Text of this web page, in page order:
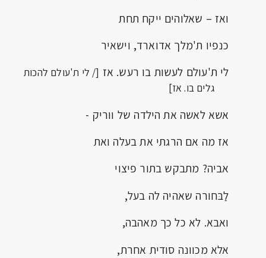
ואז – שאלוהים ייקח תחת
כנפיו ת'מלך אדוארד, וישאיר
לי ת'עולם לעשות בו רעש. אז [/ לי ת'עולם להכות
גלים בו. אז]
אשא לאשה את הילדה של ווריק -
אז מה אם הרגתי את בעלה ואת
אביה? מתבקש בתור פיצוי
לַבּחורה שאהיה לה בעל,
ואבא. לא כל כך מאהבה,
אלא מכוונה סודית אחרת,